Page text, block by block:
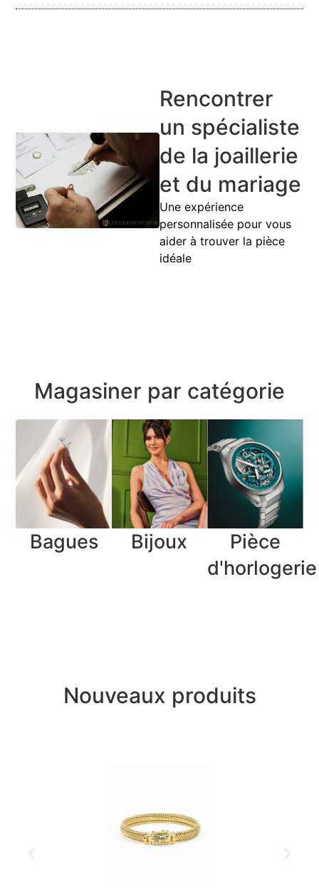
Rencontrer
un spécialiste
de la joaillerie
et du mariage
Une expérience
personnalisée pour vous
aider à trouver la pièce
idéale
Magasiner par catégorie
Bagues Bijoux
Pièce
d'horlogerie
Nouveaux produits